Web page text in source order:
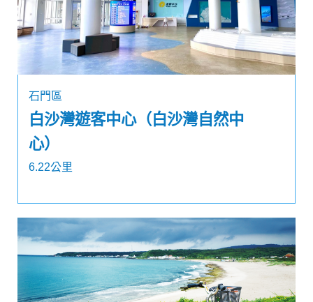
石門區
白沙灣遊客中心（白沙灣自然中
心）
6.22公里